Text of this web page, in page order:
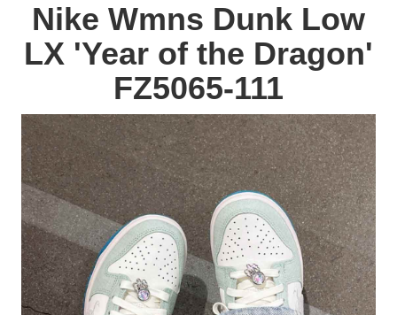
Nike Wmns Dunk Low
LX 'Year of the Dragon'
FZ5065-111